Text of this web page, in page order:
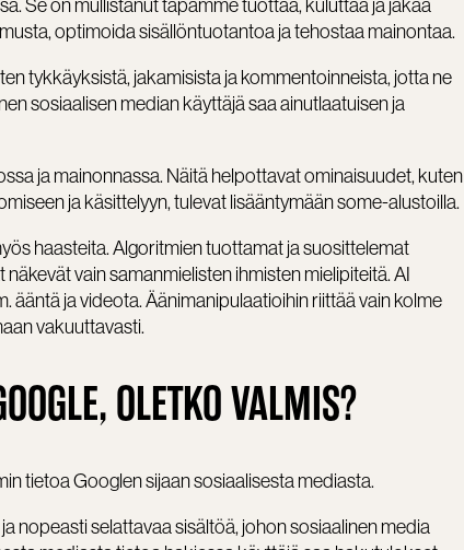
Se on mullistanut tapamme tuottaa, kuluttaa ja jakaa
optimoida sisällöntuotantoa ja tehostaa mainontaa.​
tykkäyksistä, jakamisista ja kommentoinneista, jotta ne
sosiaalisen median käyttäjä saa ainutlaatuisen ja
ja mainonnassa. Näitä helpottavat ominaisuudet, kuten
ja käsittelyyn, tulevat lisääntymään some-alustoilla.
haasteita. Algoritmien tuottamat ja suosittelemat
vain samanmielisten ihmisten mielipiteitä. AI
ääntä ja videota. Äänimanipulaatioihin riittää vain kolme
vakuuttavasti.
OLETKO VALMIS?
tietoa Googlen sijaan sosiaalisesta mediasta.
nopeasti selattavaa sisältöä, johon sosiaalinen media